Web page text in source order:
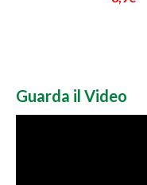
Guarda il Video